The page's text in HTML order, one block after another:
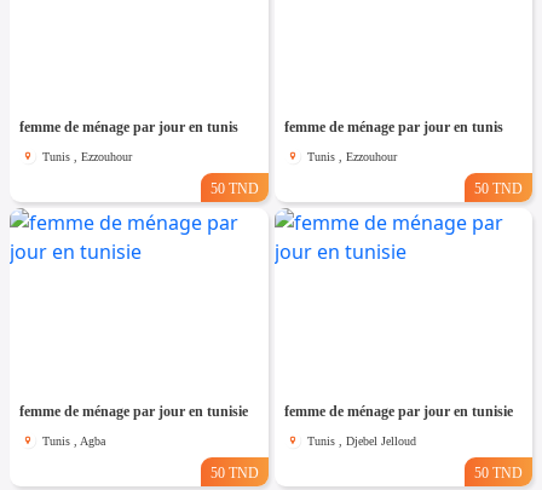
femme de ménage par jour en tunis
Tunis , Ezzouhour
50 TND
femme de ménage par jour en tunis
Tunis , Ezzouhour
50 TND
femme de ménage par jour en tunisie
Tunis , Agba
50 TND
femme de ménage par jour en tunisie
Tunis , Djebel Jelloud
50 TND